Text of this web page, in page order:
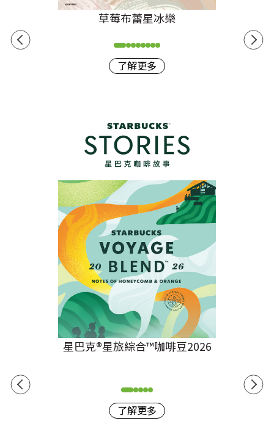
草莓布蕾星冰樂
了解更多
星巴克®星旅綜合™咖啡豆2026
了解更多